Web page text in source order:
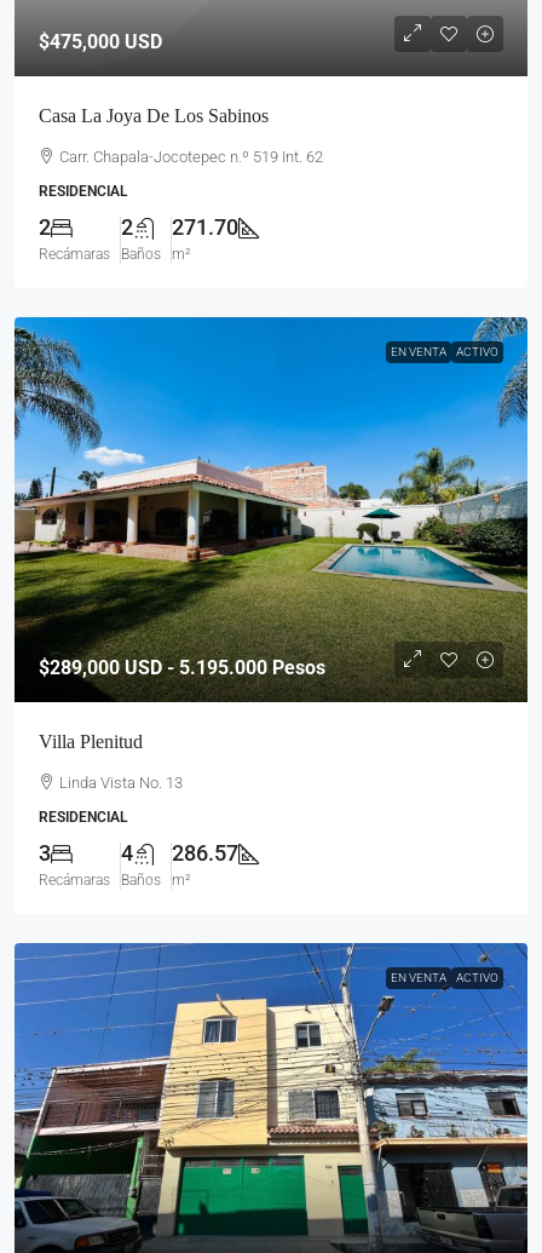
$475,000 USD
Casa La Joya De Los Sabinos
Carr. Chapala-Jocotepec n.º 519 Int. 62
RESIDENCIAL
2
Recámaras
2
Baños
271.70
m²
EN VENTA ACTIVO
$289,000USD - 5.195.000 Pesos
Villa Plenitud
Linda Vista No. 13
RESIDENCIAL
3
Recámaras
4
Baños
286.57
m²
EN VENTA ACTIVO